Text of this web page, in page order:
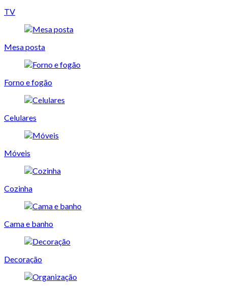
TV
Mesa posta
Forno e fogão
Celulares
Móveis
Cozinha
Cama e banho
Decoração